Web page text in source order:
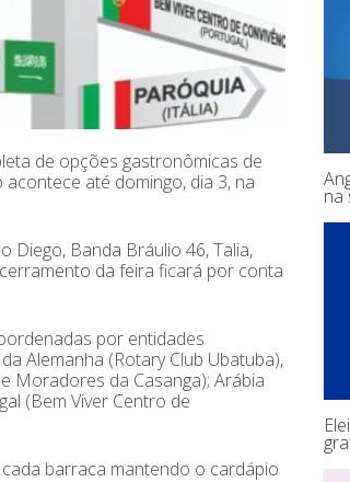
de opções gastronômicas de
até domingo, dia 3, na
Diego, Banda Bráulio 46, Talia,
da feira ficará por conta
por entidades
Alemanha (Rotary Club Ubatuba),
Moradores da Casanga); Arábia
(Bem Viver Centro de
barraca mantendo o cardápio
na